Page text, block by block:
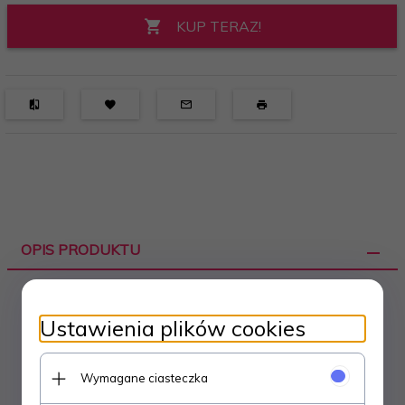
KUP TERAZ!
OPIS PRODUKTU
Kostium Batmana
Ustawienia plików cookies
Wymagane ciasteczka